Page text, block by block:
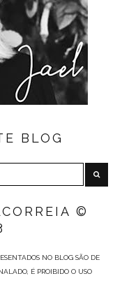
BLOG
©
NO BLOG SÃO DE
É PROIBIDO O USO